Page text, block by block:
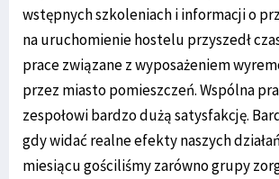
wstępnych szkoleniach i informacji o
na uruchomienie hostelu przyszedł
prace związane z wyposażeniem
przez miasto pomieszczeń. Wspólna
zespołowi bardzo dużą satysfakcję.
gdy widać realne efekty naszych
miesiącu gościliśmy zarówno grupy